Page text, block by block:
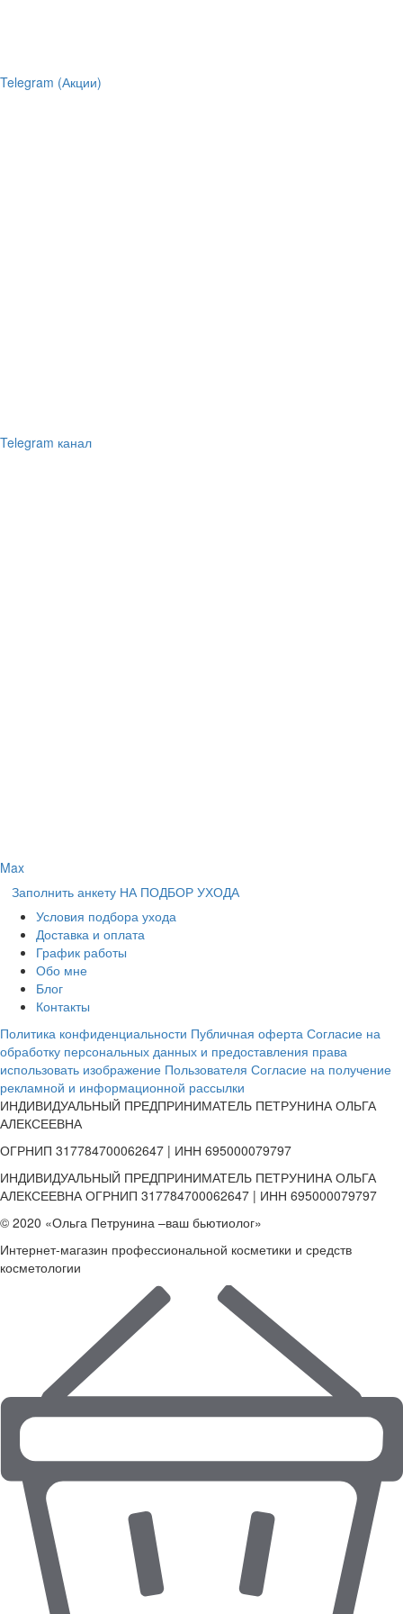
Telegram (Акции)
Telegram канал
Max
Заполнить анкету НА ПОДБОР УХОДА
Условия подбора ухода
Доставка и оплата
График работы
Обо мне
Блог
Контакты
Политика конфиденциальности Публичная оферта Согласие на
обработку персональных данных и предоставления права
использовать изображение Пользователя Согласие на получение
рекламной и информационной рассылки
ИНДИВИДУАЛЬНЫЙ ПРЕДПРИНИМАТЕЛЬ ПЕТРУНИНА ОЛЬГА
АЛЕКСЕЕВНА
ОГРНИП 317784700062647 | ИНН 695000079797
ИНДИВИДУАЛЬНЫЙ ПРЕДПРИНИМАТЕЛЬ ПЕТРУНИНА ОЛЬГА
АЛЕКСЕЕВНА ОГРНИП 317784700062647 | ИНН 695000079797
© 2020 «Ольга Петрунина –ваш бьютиолог»
Интернет-магазин профессиональной косметики и средств
косметологии